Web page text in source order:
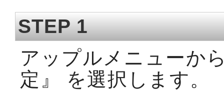
STEP 1
アップルメニューか
定』 を選択します。